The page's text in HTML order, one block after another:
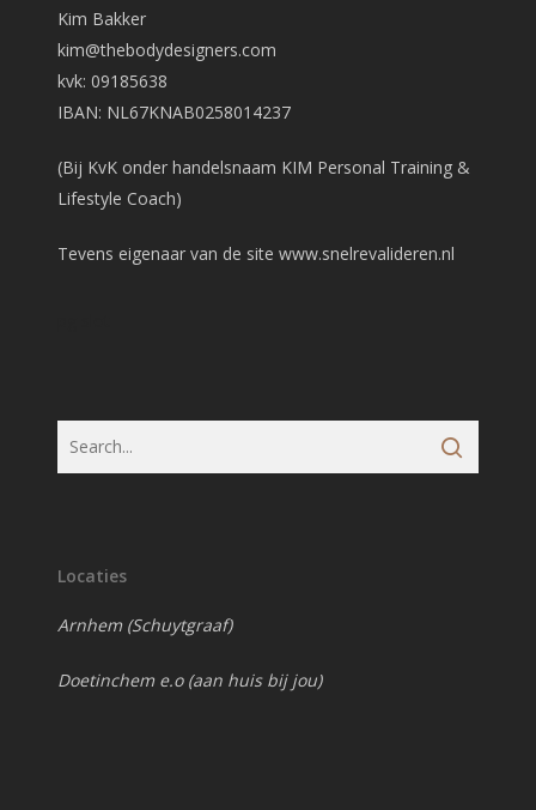
Kim Bakker
kim@thebodydesigners.com
kvk: 09185638
IBAN: NL67KNAB0258014237
(Bij KvK onder handelsnaam KIM Personal Training &
Lifestyle Coach)
Tevens eigenaar van de site www.snelrevalideren.nl
Locaties
Arnhem (Schuytgraaf)
Doetinchem e.o (aan huis bij jou)